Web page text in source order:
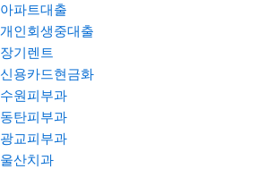
아파트대출
개인회생중대출
장기렌트
신용카드현금화
수원피부과
동탄피부과
광교피부과
울산치과